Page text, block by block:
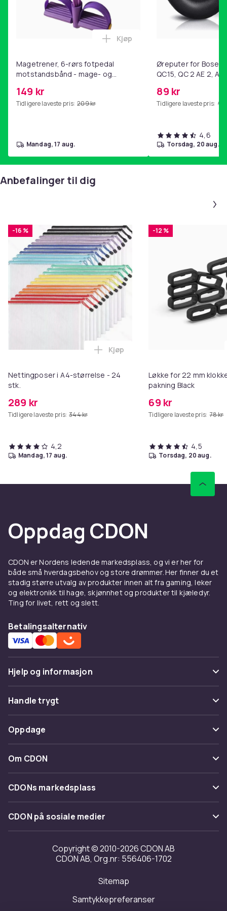
Magetrener, 6-rørs fotpedal
motstandsbånd - mage- og
hjemmegymnastikk Purple
149 kr
Tidligere laveste pris: 209 kr
Legg Magetrener, 6-rørs
Kjøp
mandag, 17 aug.
Øreputer for Bose
QC15, QC 2 AE 2, AE
89 kr
Tidligere laveste pris: 99
4,6
torsdag, 20 aug.
Anbefalinger til dig
-16 %
Nettingposer i A4-størrelse - 24
stk.
289 kr
Tidligere laveste pris: 344 kr
Legg Nettingposer i A4-
Kjøp
4,2
mandag, 17 aug.
-12 %
Løkke for 22 mm
pakning Black
69 kr
Tidligere laveste pris: 78 kr
4,5
torsdag, 20 aug.
Oppdag CDON
CDON er Nordens ledende markedsplass, og vi er her for
både små hverdagsbehov og store drømmer. Her finner du et
stadig større utvalg av produkter innen alt fra gaming, leker
og elektronikk til hage, skjønnhet og produkter til kjæledyr.
Ting for livet, rett og slett.
Betalingsalternativ
Hjelp og informasjon
Vanlige spørsmål
Spor pakke
Angre & returner her
Kontakt oss
Handle trygt
Betaling
Levering
Tilbakekallinger
Oppdage
Kategorier
Varemerker
Om CDON
Om oss
Kundeanmeldelser
Jobbe på CDON
Investor relations
Tilgjengelighet
CDONs markedsplass
Merchant Help Center
CDON på sosiale medier
Copyright © 2010-2026 CDON AB
CDON AB, Org.nr: 556406-1702
Sitemap
Samtykkepreferanser